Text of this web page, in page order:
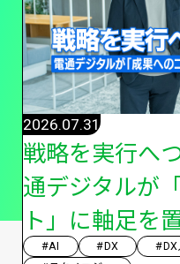
戦略を実行へ
通デジタルが
ト」に軸足を
2026.07.31
#AI #DX #DX